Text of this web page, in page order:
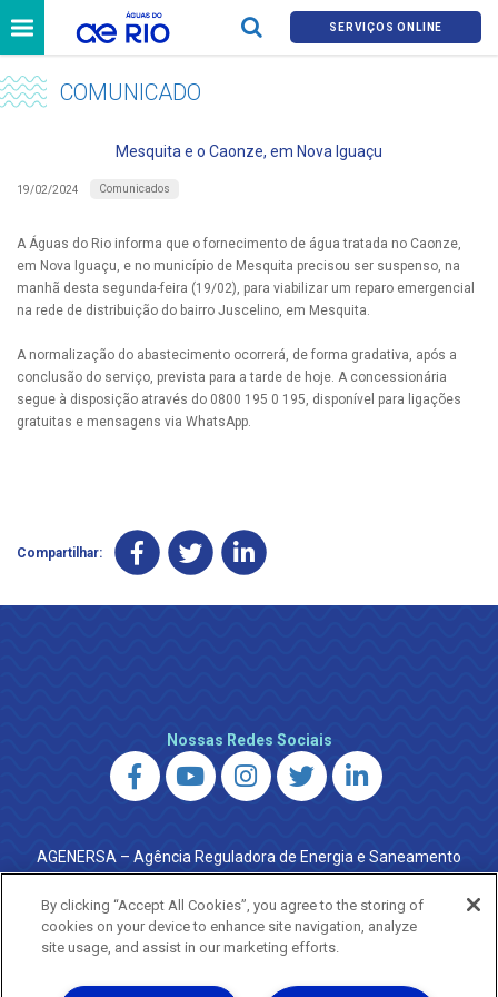
SERVIÇOS ONLINE
COMUNICADO
Mesquita e o Caonze, em Nova Iguaçu
19/02/2024 Comunicados
A Águas do Rio informa que o fornecimento de água tratada no Caonze,
em Nova Iguaçu, e no município de Mesquita precisou ser suspenso, na
manhã desta segunda-feira (19/02), para viabilizar um reparo emergencial
na rede de distribuição do bairro Juscelino, em Mesquita.
A normalização do abastecimento ocorrerá, de forma gradativa, após a
conclusão do serviço, prevista para a tarde de hoje. A concessionária
segue à disposição através do 0800 195 0 195, disponível para ligações
gratuitas e mensagens via WhatsApp.
Compartilhar:
Nossas Redes Sociais
AGENERSA – Agência Reguladora de Energia e Saneamento
do Estado do Rio de Janeiro
0800 024 9040 · (21) 2332-6457 (WhatsApp) ·
ouvidoria@agenersa.rj.gov.br/ouvidoria.agenersa@gmail.com
·http://www.agenersa.rj.gov.br
By clicking “Accept All Cookies”, you agree to the storing of
cookies on your device to enhance site navigation, analyze
site usage, and assist in our marketing efforts.